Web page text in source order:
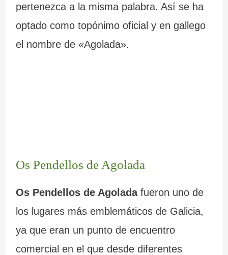
pertenezca a la misma palabra. Así se ha
optado como topónimo oficial y en gallego
el nombre de «Agolada».
Os Pendellos de Agolada
Os Pendellos de Agoladafueron uno de
los lugares más emblemáticos de Galicia,
ya que eran un punto de encuentro
comercial en el que desde diferentes